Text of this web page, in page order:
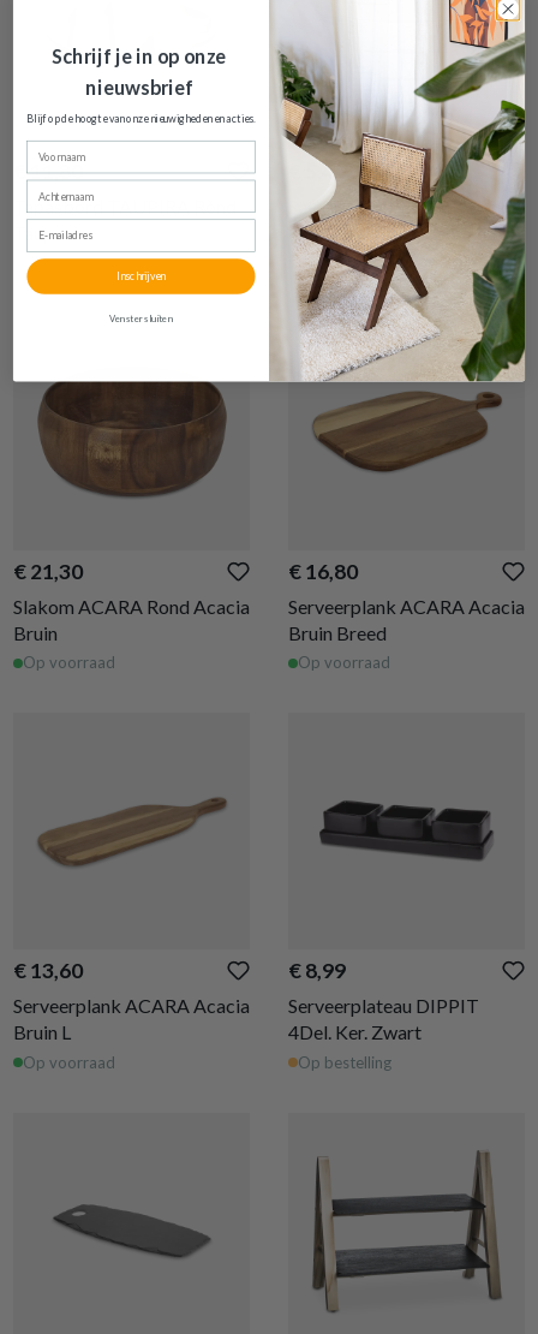
€ 11,80
Tapasbord TAUPIRA Rond
Taupe
Op voorraad
€ 5,40
Saladier EMPILABLE 20cm
Op voorraad
€ 21,30
Slakom ACARA Rond Acacia
Bruin
Op voorraad
€ 16,80
Serveerplank ACARA Acacia
Bruin Breed
Op voorraad
€ 13,60
Serveerplank ACARA Acacia
Bruin L
Op voorraad
€ 8,99
Serveerplateau DIPPIT
4Del. Ker. Zwart
Op bestelling
Schrijf je in op onze
nieuwsbrief
Blijf op de hoogte van onze nieuwigheden enacties.
Voornaam
Achternaam
Inschrijven
Venster sluiten